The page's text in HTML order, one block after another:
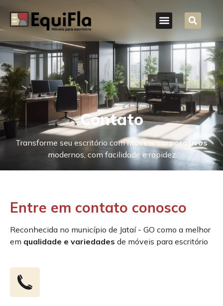
Contato
Transforme seu escritório commóveis corporativos
modernos, com facilidade e rapidez
Entre em contato conosco
Reconhecida no município de Jataí - GO como a melhor
em qualidade e variedades de móveis para escritório